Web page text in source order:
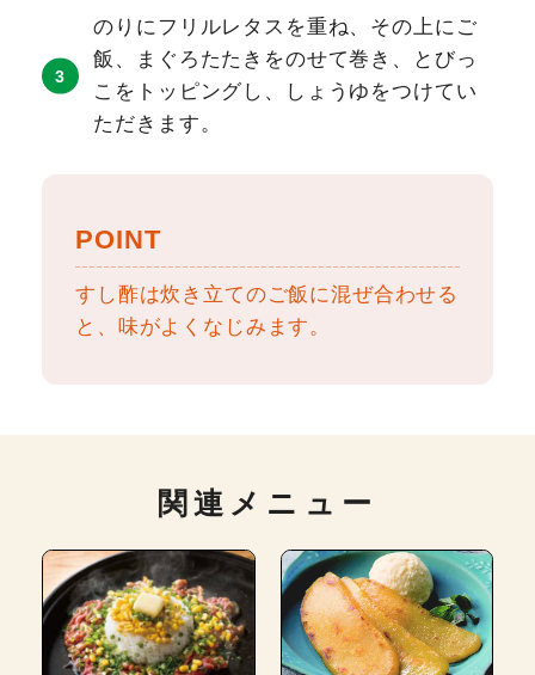
のりにフリルレタスを重ね、その上にご
飯、まぐろたたきをのせて巻き、とびっ
こをトッピングし、しょうゆをつけてい
ただきます。
POINT
すし酢は炊き立てのご飯に混ぜ合わせる
と、味がよくなじみます。
関連メニュー